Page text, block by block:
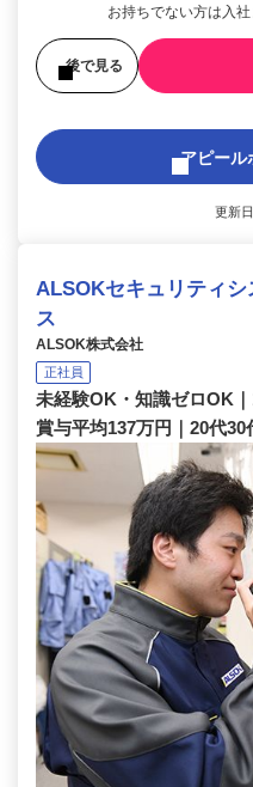
お持ちでない方は入社
後で見る
アピール
更新
ALSOKセキュリティ
ス
ALSOK株式会社
正社員
未経験OK・知識ゼロOK
賞与平均137万円｜20代30